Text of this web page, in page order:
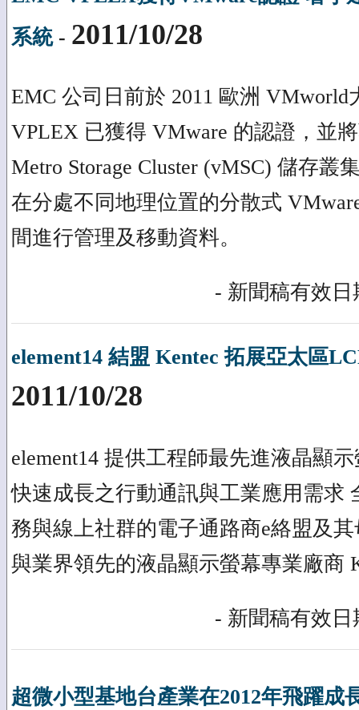
系統- 2011/10/28
EMC 公司日前於 2011 歐洲 VMworld
VPLEX 已獲得 VMware 的認證，並
Metro Storage Cluster (vMSC) 儲存叢
在分處不同地理位置的分散式
間進行管理及移動資料。
- 新聞稿有效日
element14 結盟 Kentec 拓展亞太區
2011/10/28
element14 提供工程師最先進液晶顯
快速成長之行動通訊與工業應用需求
務與線上社群的電子通路商e絡盟及其
與業界領先的液晶顯示螢幕專業廠商
- 新聞稿有效日
超微小型基地台產業在2012年飛躍成